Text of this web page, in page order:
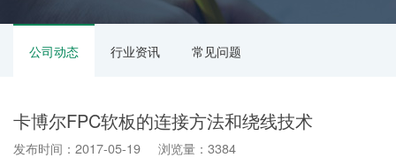
公司动态 行业资讯 常见问题
卡博尔FPC软板的连接方法和绕线技术
发布时间：2017-05-19 浏览量：3384